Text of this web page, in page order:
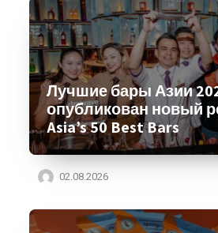
Лучшие бары Азии
опубликован новый
Asia’s 50 Best Bars
02.08.2026